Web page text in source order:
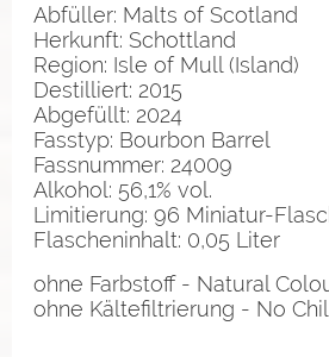
Abfüller: Malts of Scotland
Herkunft: Schottland
Region: Isle of Mull (Island)
Destilliert: 2015
Abgefüllt: 2024
Fasstyp: Bourbon Barrel
Fassnummer: 24009
Alkohol: 56,1% vol.
Limitierung: 96 Miniatur-
Flascheninhalt: 0,05 Liter
ohne Farbstoff - Natural
ohne Kältefiltrierung - No